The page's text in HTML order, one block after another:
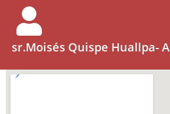
sr.Moisés Quispe Huallpa-